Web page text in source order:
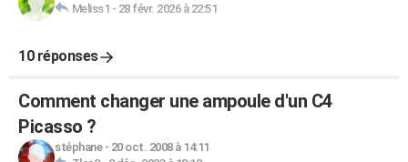
Meliss1 - 28 févr. 2026 à 22:51
10 réponses
Comment changer une ampoule d'un C4
Picasso ?
stéphane- 20 oct. 2008 à 14:11